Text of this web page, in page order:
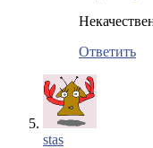
Ответить
stas